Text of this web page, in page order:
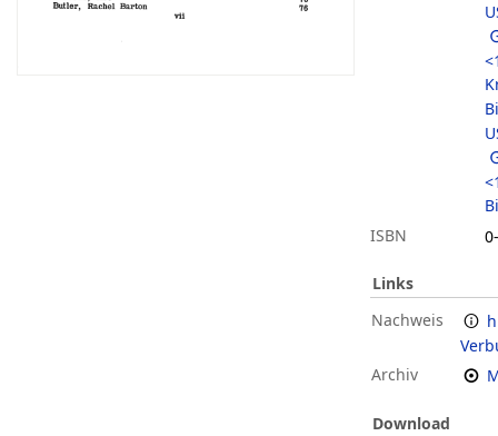
ISBN
Links
Nachweis
Archiv
Download